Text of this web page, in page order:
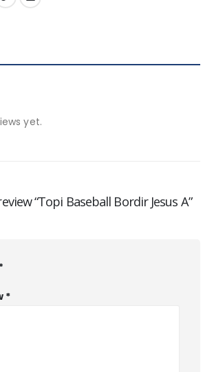
yet.
“Topi Baseball Bordir Jesus A”
*
*